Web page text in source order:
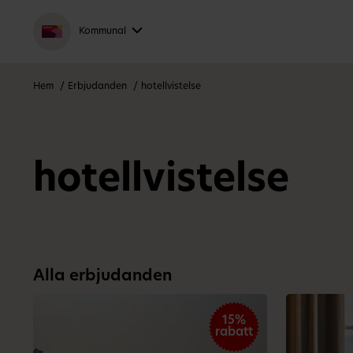
Kommunal
Hem Erbjudanden hotellvistelse
hotellvistelse
Alla erbjudanden
15%
rabatt